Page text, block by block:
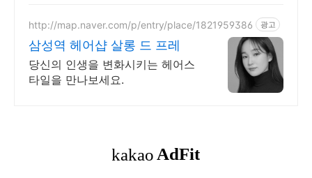
http://map.naver.com/p/entry/place/1821959386 광고
삼성역 헤어샵 살롱 드 프레
당신의 인생을 변화시키는 헤어스
타일을 만나보세요.